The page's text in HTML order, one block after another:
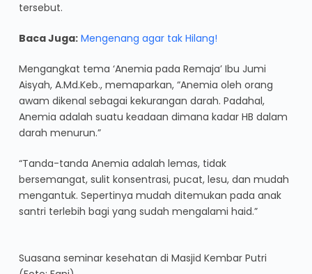
tersebut.
Baca Juga: Mengenang agar tak Hilang!
Mengangkat tema ‘Anemia pada Remaja’ Ibu Jumi
Aisyah, A.Md.Keb., memaparkan, “Anemia oleh orang
awam dikenal sebagai kekurangan darah. Padahal,
Anemia adalah suatu keadaan dimana kadar HB dalam
darah menurun.”
“Tanda-tanda Anemia adalah lemas, tidak
bersemangat, sulit konsentrasi, pucat, lesu, dan mudah
mengantuk. Sepertinya mudah ditemukan pada anak
santri terlebih bagi yang sudah mengalami haid.”
Suasana seminar kesehatan di Masjid Kembar Putri